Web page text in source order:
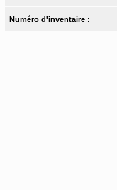
Numéro d'inventaire :